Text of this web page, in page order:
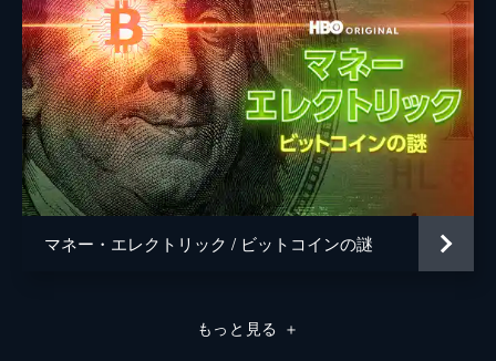
マネー・エレクトリック / ビットコインの謎
もっと見る ＋